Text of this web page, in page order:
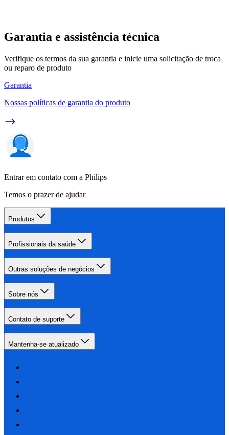
Garantia e assistência técnica
Verifique os termos da sua garantia e inicie uma solicitação de troca
ou reparo de produto
Garantia
Nossas políticas de garantia do produto
Entrar em contato com a Philips
Temos o prazer de ajudar
Produtos
Profissionais da saúde
Outras soluções de negócios
Sobre nós
Contato de suporte
Mantenha-se atualizado